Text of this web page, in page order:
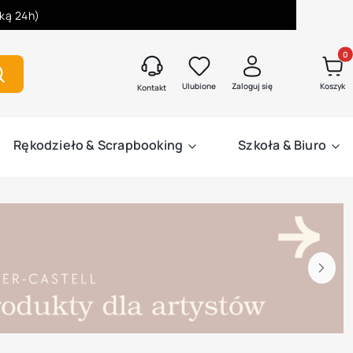
24h)
Kontakt Ulubione Zaloguj się Koszyk
Rękodzieło & Scrapbooking Szkoła & Biuro